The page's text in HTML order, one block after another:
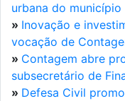
urbana do município
» Inovação e
vocação de
» Contagem abre
subsecretário de
» Defesa Civil